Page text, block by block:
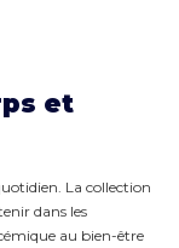
et
La collection
dans les
au bien-être